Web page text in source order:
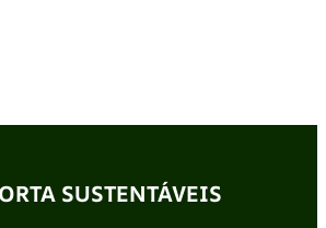
SUSTENTÁVEIS